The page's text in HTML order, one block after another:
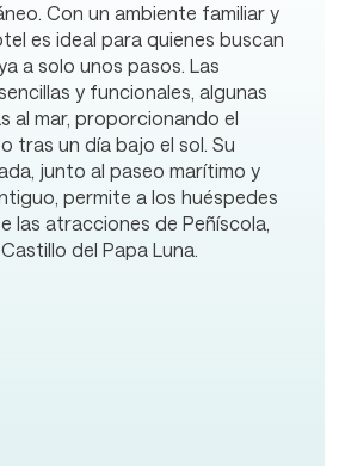
Con un ambiente familiar y
es ideal para quienes buscan
a solo unos pasos. Las
y funcionales, algunas
al mar, proporcionando el
tras un día bajo el sol. Su
junto al paseo marítimo y
permite a los huéspedes
las atracciones de Peñíscola,
del Papa Luna.